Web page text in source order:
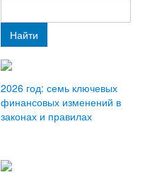
Найти
2026 год: семь ключевых
финансовых изменений в
законах и правилах